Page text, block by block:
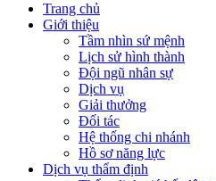
Trang chủ
Giới thiệu
Tầm nhìn sứ mệnh
Lịch sử hình thành
Đội ngũ nhân sự
Dịch vụ
Giải thưởng
Đối tác
Hệ thống chi nhánh
Hồ sơ năng lực
Dịch vụ thẩm định